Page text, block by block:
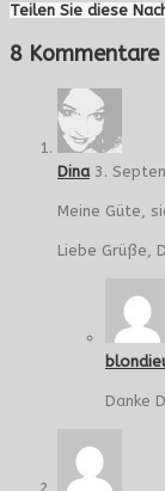
Teilen Sie diese
8 Kommentare
Dina3.
Meine Güte,
Liebe Grüße,
Danke